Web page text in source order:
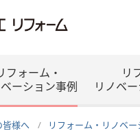
フォーム・
ーション事例
リ
リノベ
皆様へ リフォーム・リノベ